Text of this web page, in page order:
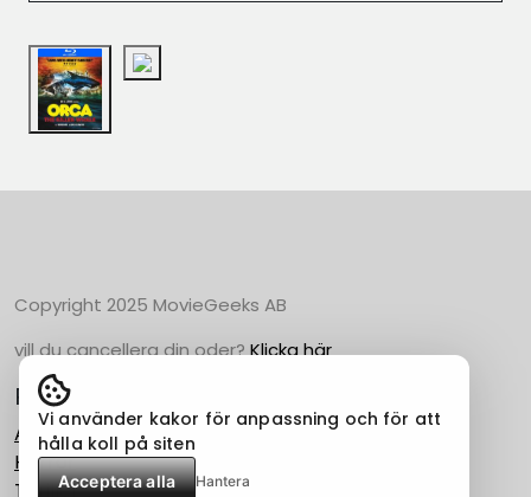
Copyright 2025 MovieGeeks AB
vill du cancellera din oder?Klicka här
Populära Kategorier
Action
Horror
Thriller
Vi använder kakor för anpassning och för att
hålla koll på siten
Acceptera alla Hantera